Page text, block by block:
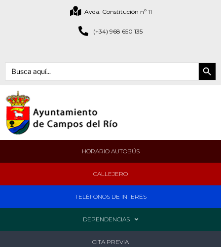
Avda. Constitución nº 11
(+34) 968 650 135
Buscar: Botón de
HORARIO AUTOBÚS
CALLEJERO
TELÉFONOS DE INTERÉS
DEPENDENCIAS
CITA PREVIA